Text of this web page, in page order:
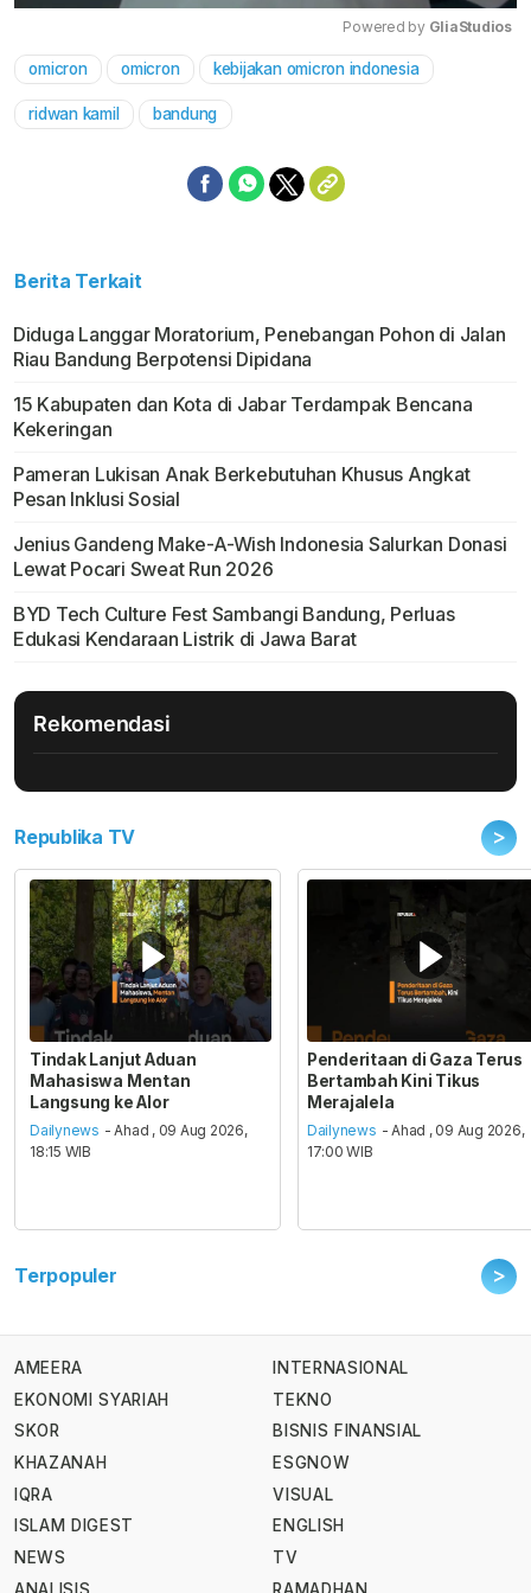
Mute
Powered by GliaStudios
omicron omicron kebijakan omicron indonesia
ridwan kamil bandung
Berita Terkait
Diduga Langgar Moratorium, Penebangan Pohon di Jalan
Riau Bandung Berpotensi Dipidana
15 Kabupaten dan Kota di Jabar Terdampak Bencana
Kekeringan
Pameran Lukisan Anak Berkebutuhan Khusus Angkat
Pesan Inklusi Sosial
Jenius Gandeng Make-A-Wish Indonesia Salurkan Donasi
Lewat Pocari Sweat Run 2026
BYD Tech Culture Fest Sambangi Bandung, Perluas
Edukasi Kendaraan Listrik di Jawa Barat
Rekomendasi
Republika TV >
Tindak Lanjut Aduan
Mahasiswa Mentan
Langsung ke Alor
Dailynews - Ahad , 09 Aug 2026,
18:15 WIB
Penderitaan di Gaza Terus
Bertambah Kini Tikus
Merajalela
Dailynews - Ahad , 09 Aug 2026,
17:00 WIB
Terpopuler >
AMEERA
EKONOMI SYARIAH
SKOR
KHAZANAH
IQRA
ISLAM DIGEST
NEWS
ANALISIS
INTERNASIONAL
TEKNO
BISNIS FINANSIAL
ESGNOW
VISUAL
ENGLISH
TV
RAMADHAN